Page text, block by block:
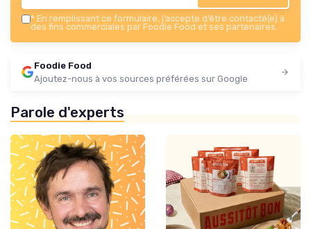
* En remplissant ce formulaire, j’accepte d’être contacté(e) à
des fins commerciales par Foodie Food et ses partenaires.
Foodie Food
Ajoutez-nous à vos sources préférées sur Google
Parole d'experts